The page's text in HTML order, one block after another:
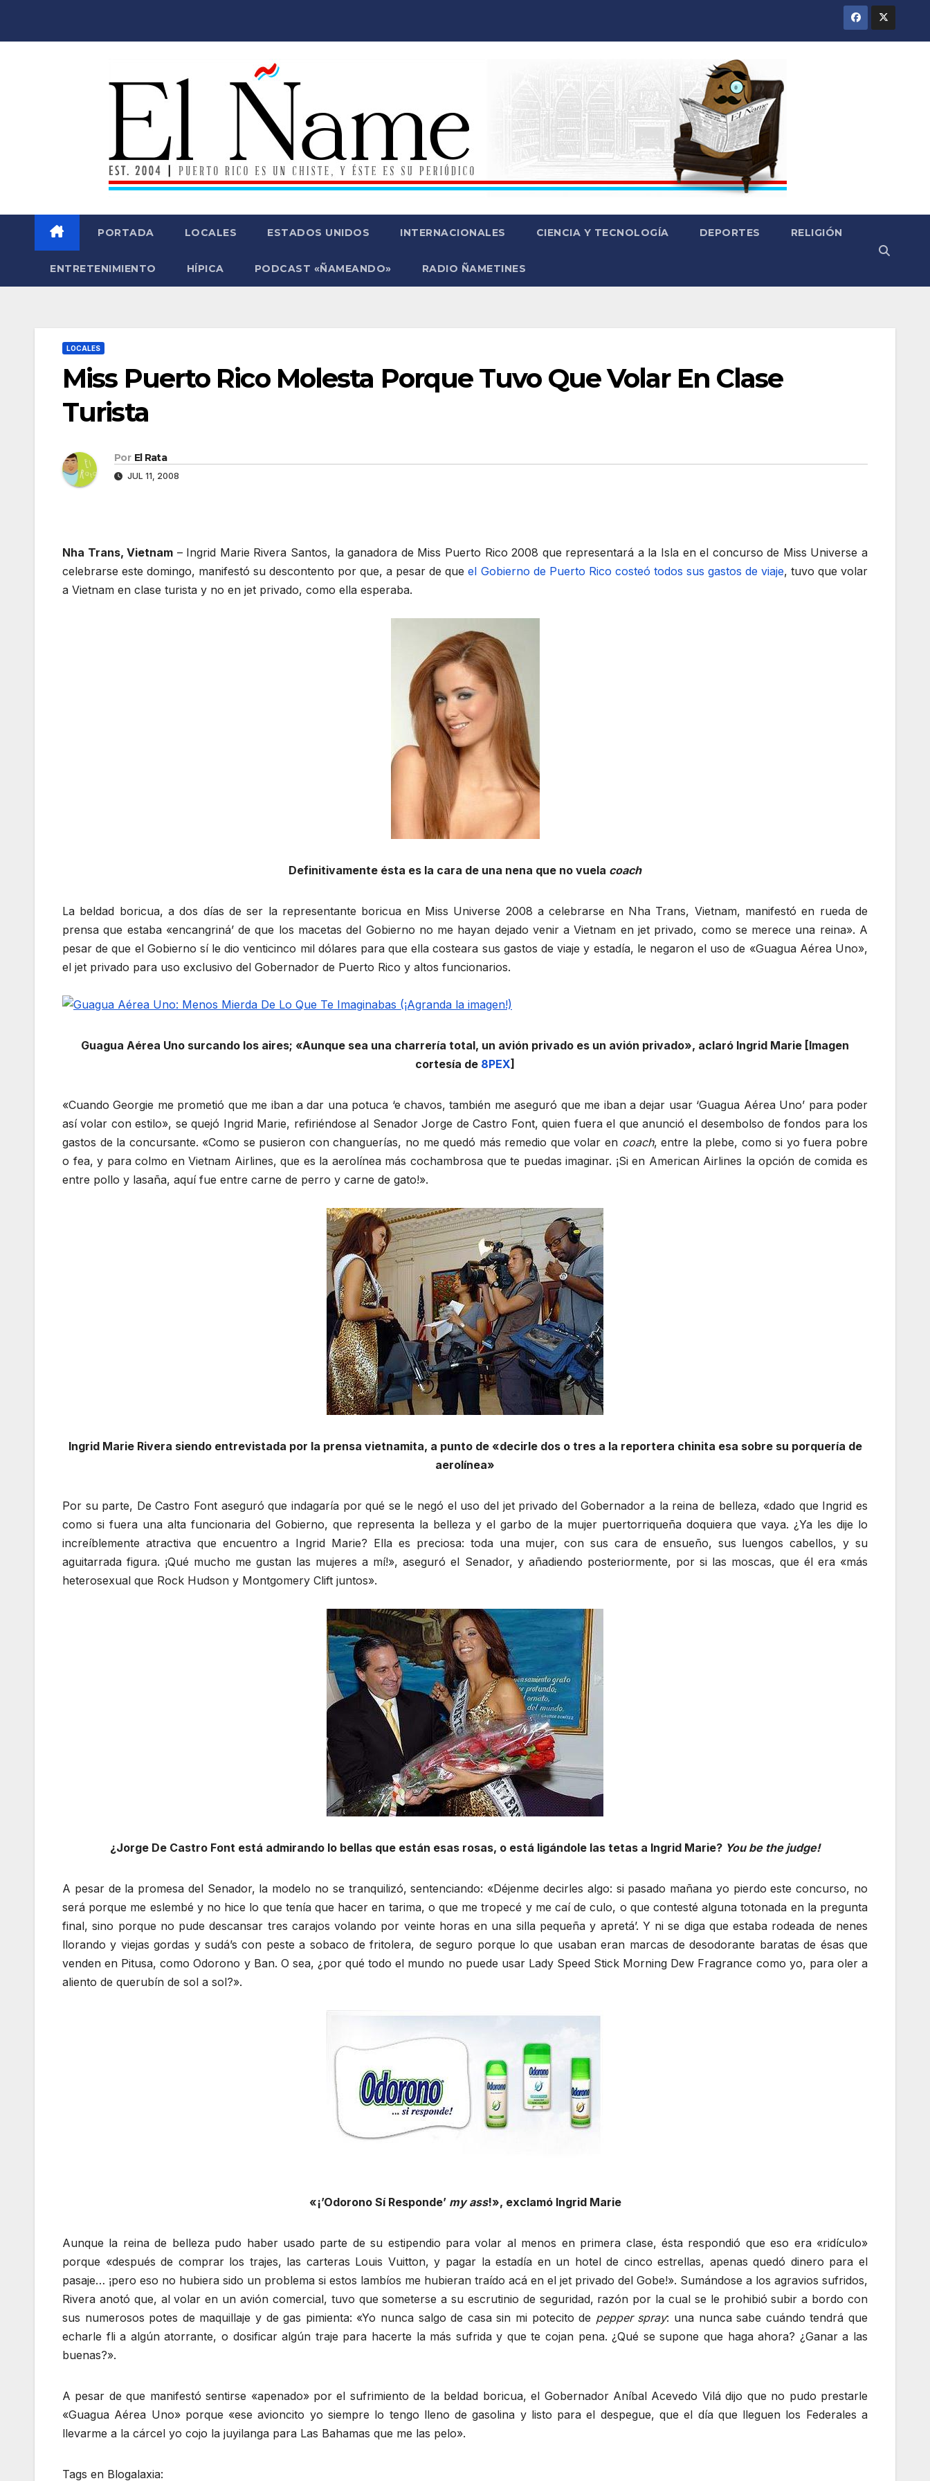
PORTADA LOCALES ESTADOS UNIDOS INTERNACIONALES CIENCIA Y TECNOLOGÍA DEPORTES RELIGIÓN
ENTRETENIMIENTO HÍPICA PODCAST «ÑAMEANDO» RADIO ÑAMETINES
LOCALES
Miss Puerto Rico Molesta Porque Tuvo Que Volar En Clase
Turista
Por El Rata
JUL 11, 2008
Nha Trans, Vietnam – Ingrid Marie Rivera Santos, la ganadora de Miss Puerto Rico 2008 que representará a la Isla en el concurso de Miss Universe a
celebrarse este domingo, manifestó su descontento por que, a pesar de queel Gobierno de Puerto Rico costeó todos sus gastos de viaje, tuvo que volar
a Vietnam en clase turista y no en jet privado, como ella esperaba.
Definitivamente ésta es la cara de una nena que no vuela coach
La beldad boricua, a dos días de ser la representante boricua en Miss Universe 2008 a celebrarse en Nha Trans, Vietnam, manifestó en rueda de
prensa que estaba «encangriná’ de que los macetas del Gobierno no me hayan dejado venir a Vietnam en jet privado, como se merece una reina». A
pesar de que el Gobierno sí le dio venticinco mil dólares para que ella costeara sus gastos de viaje y estadía, le negaron el uso de «Guagua Aérea Uno»,
el jet privado para uso exclusivo del Gobernador de Puerto Rico y altos funcionarios.
Guagua Aérea Uno surcando los aires; «Aunque sea una charrería total, un avión privado es un avión privado», aclaró Ingrid Marie [Imagen
cortesía de 8PEX]
«Cuando Georgie me prometió que me iban a dar una potuca ‘e chavos, también me aseguró que me iban a dejar usar ‘Guagua Aérea Uno’ para poder
así volar con estilo», se quejó Ingrid Marie, refiriéndose al Senador Jorge de Castro Font, quien fuera el que anunció el desembolso de fondos para los
gastos de la concursante. «Como se pusieron con changuerías, no me quedó más remedio que volar en coach, entre la plebe, como si yo fuera pobre
o fea, y para colmo en Vietnam Airlines, que es la aerolínea más cochambrosa que te puedas imaginar. ¡Si en American Airlines la opción de comida es
entre pollo y lasaña, aquí fue entre carne de perro y carne de gato!».
Ingrid Marie Rivera siendo entrevistada por la prensa vietnamita, a punto de «decirle dos o tres a la reportera chinita esa sobre su porquería de
aerolínea»
Por su parte, De Castro Font aseguró que indagaría por qué se le negó el uso del jet privado del Gobernador a la reina de belleza, «dado que Ingrid es
como si fuera una alta funcionaria del Gobierno, que representa la belleza y el garbo de la mujer puertorriqueña doquiera que vaya. ¿Ya les dije lo
increíblemente atractiva que encuentro a Ingrid Marie? Ella es preciosa: toda una mujer, con sus cara de ensueño, sus luengos cabellos, y su
aguitarrada figura. ¡Qué mucho me gustan las mujeres a mí!», aseguró el Senador, y añadiendo posteriormente, por si las moscas, que él era «más
heterosexual que Rock Hudson y Montgomery Clift juntos».
¿Jorge De Castro Font está admirando lo bellas que están esas rosas, o está ligándole las tetas a Ingrid Marie? You be the judge!
A pesar de la promesa del Senador, la modelo no se tranquilizó, sentenciando: «Déjenme decirles algo: si pasado mañana yo pierdo este concurso, no
será porque me eslembé y no hice lo que tenía que hacer en tarima, o que me tropecé y me caí de culo, o que contesté alguna totonada en la pregunta
final, sino porque no pude descansar tres carajos volando por veinte horas en una silla pequeña y apretá’. Y ni se diga que estaba rodeada de nenes
llorando y viejas gordas y sudá’s con peste a sobaco de fritolera, de seguro porque lo que usaban eran marcas de desodorante baratas de ésas que
venden en Pitusa, como Odorono y Ban. O sea, ¿por qué todo el mundo no puede usar Lady Speed Stick Morning Dew Fragrance como yo, para oler a
aliento de querubín de sol a sol?».
«¡’Odorono Sí Responde’ my ass!», exclamó Ingrid Marie
Aunque la reina de belleza pudo haber usado parte de su estipendio para volar al menos en primera clase, ésta respondió que eso era «ridículo»
porque «después de comprar los trajes, las carteras Louis Vuitton, y pagar la estadía en un hotel de cinco estrellas, apenas quedó dinero para el
pasaje… ¡pero eso no hubiera sido un problema si estos lambíos me hubieran traído acá en el jet privado del Gobe!». Sumándose a los agravios sufridos,
Rivera anotó que, al volar en un avión comercial, tuvo que someterse a su escrutinio de seguridad, razón por la cual se le prohibió subir a bordo con
sus numerosos potes de maquillaje y de gas pimienta: «Yo nunca salgo de casa sin mi potecito de pepper spray: una nunca sabe cuándo tendrá que
echarle fli a algún atorrante, o dosificar algún traje para hacerte la más sufrida y que te cojan pena. ¿Qué se supone que haga ahora? ¿Ganar a las
buenas?».
A pesar de que manifestó sentirse «apenado» por el sufrimiento de la beldad boricua, el Gobernador Aníbal Acevedo Vilá dijo que no pudo prestarle
«Guagua Aérea Uno» porque «ese avioncito yo siempre lo tengo lleno de gasolina y listo para el despegue, que el día que lleguen los Federales a
llevarme a la cárcel yo cojo la juyilanga para Las Bahamas que me las pelo».
Tags en Blogalaxia: